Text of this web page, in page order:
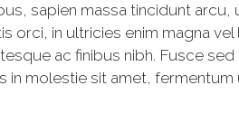
sapien massa tincidunt arcu,
in ultricies enim magna
ac finibus nibh. Fusce
in molestie sit amet,